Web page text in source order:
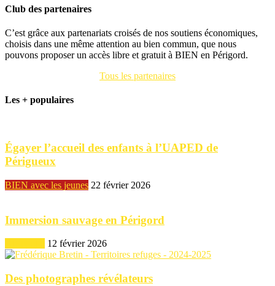
Club des partenaires
C’est grâce aux partenariats croisés de nos soutiens économiques,
choisis dans une même attention au bien commun, que nous
pouvons proposer un accès libre et gratuit à BIEN en Périgord.
Tous les partenaires
Les + populaires
Égayer l’accueil des enfants à l’UAPED de
Périgueux
BIEN avec les jeunes 22 février 2026
Immersion sauvage en Périgord
12 février 2026
Des photographes révélateurs